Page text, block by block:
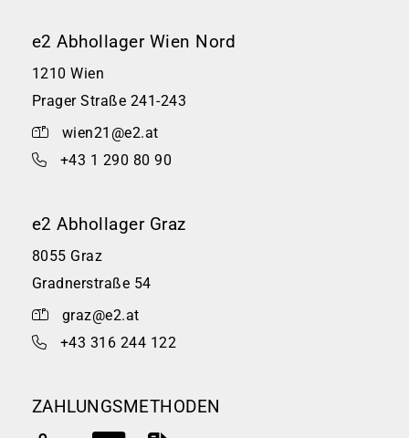
e2 Abhollager Wien Nord
1210 Wien
Prager Straße 241-243
wien21@e2.at
+43 1 290 80 90
e2 Abhollager Graz
8055 Graz
Gradnerstraße 54
graz@e2.at
+43 316 244 122
ZAHLUNGSMETHODEN